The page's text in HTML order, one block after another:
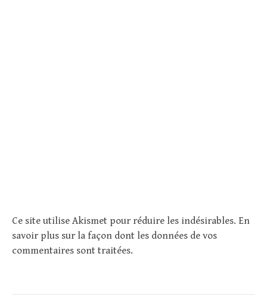
Ce site utilise Akismet pour réduire les indésirables. En
savoir plus sur la façon dont les données de vos
commentaires sont traitées.